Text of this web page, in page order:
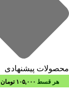
محصولات پیشنهادی
هر قسط ۱۰۵,۰۰۰ تومان